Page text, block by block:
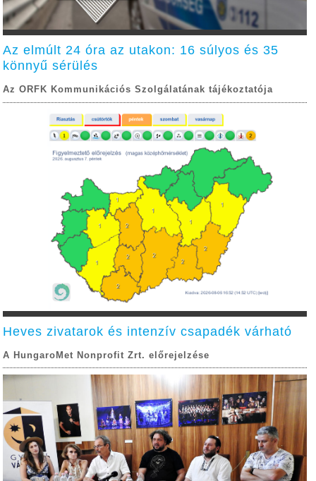
Az elmúlt 24 óra az utakon: 16 súlyos és 35
könnyű sérülés
Az ORFK Kommunikációs Szolgálatának tájékoztatója
Heves zivatarok és intenzív csapadék várható
A HungaroMet Nonprofit Zrt. előrejelzése